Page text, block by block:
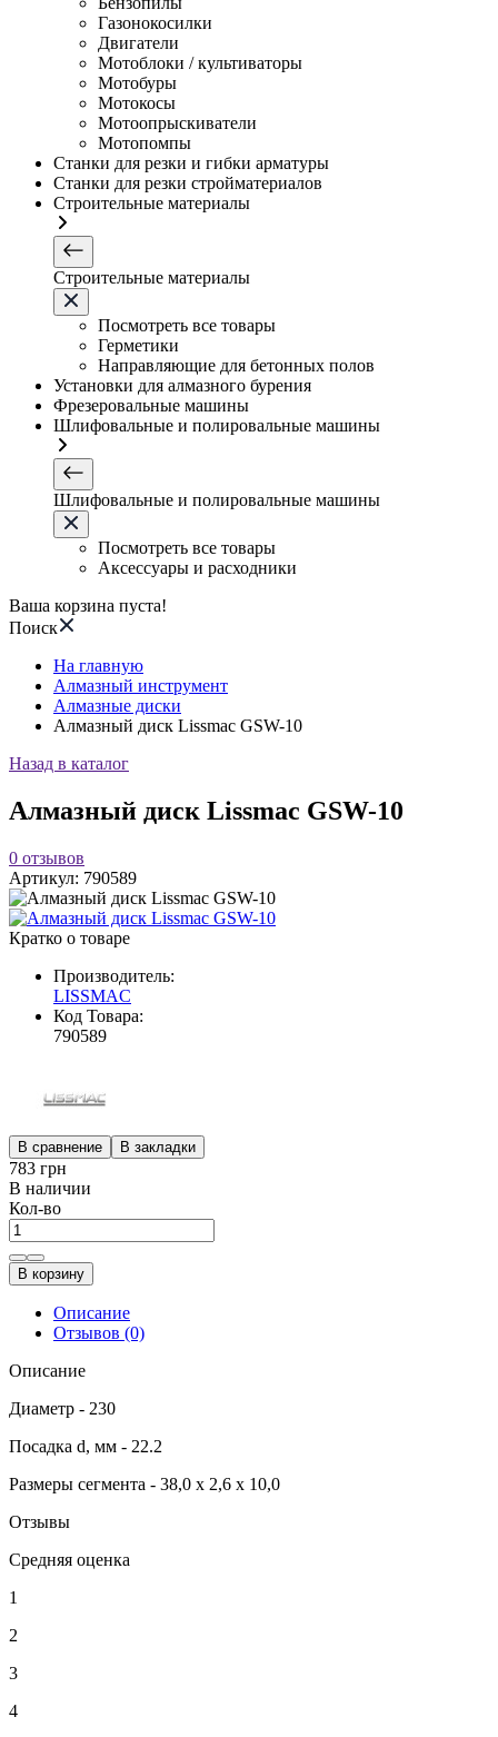
Газонокосилки
Двигатели
Мотоблоки / культиваторы
Мотобуры
Мотокосы
Мотоопрыскиватели
Мотопомпы
Станки для резки и гибки арматуры
Станки для резки стройматериалов
Строительные материалы
Строительные материалы
Посмотреть все товары
Герметики
Направляющие для бетонных полов
Установки для алмазного бурения
Фрезеровальные машины
Шлифовальные и полировальные машины
Шлифовальные и полировальные машины
Посмотреть все товары
Аксессуары и расходники
Ваша корзина пуста!
Поиск
На главную
Алмазный инструмент
Алмазные диски
Алмазный диск Lissmac GSW-10
Назад в каталог
Алмазный диск Lissmac GSW-10
0 отзывов
Артикул: 790589
Кратко о товаре
Производитель:
LISSMAC
Код Товара:
790589
В сравнение В закладки
783 грн
В наличии
Кол-во
В корзину
Описание
Отзывов (0)
Описание
Диаметр - 230
Посадка d, мм - 22.2
Размеры сегмента - 38,0 x 2,6 x 10,0
Отзывы
Средняя оценка
1
2
3
4